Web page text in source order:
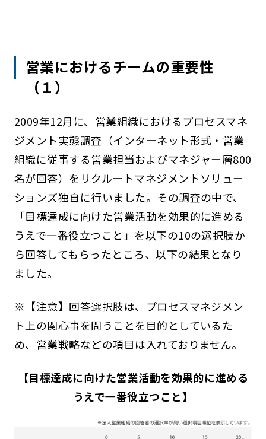
営業におけるチームの重要性
（１）
2009年12月に、営業組織におけるプロセスマネ
ジメント実態調査（インターネット形式・営業
組織に従事する営業担当およびマネジャー層800
名が回答）をリクルートマネジメントソリュー
ションズ独自に行いました。その調査の中で、
「目標達成に向けた営業活動を効果的に進める
うえで一番役立つこと」を以下の10の選択肢か
ら回答してもらったところ、以下の結果となり
ました。
※【注意】回答選択肢は、プロセスマネジメン
ト上の関心事を問うことを目的としているた
め、営業戦略などの項目は入れておりません。
【目標達成に向けた営業活動を効果的に進める
うえで一番役立つこと】